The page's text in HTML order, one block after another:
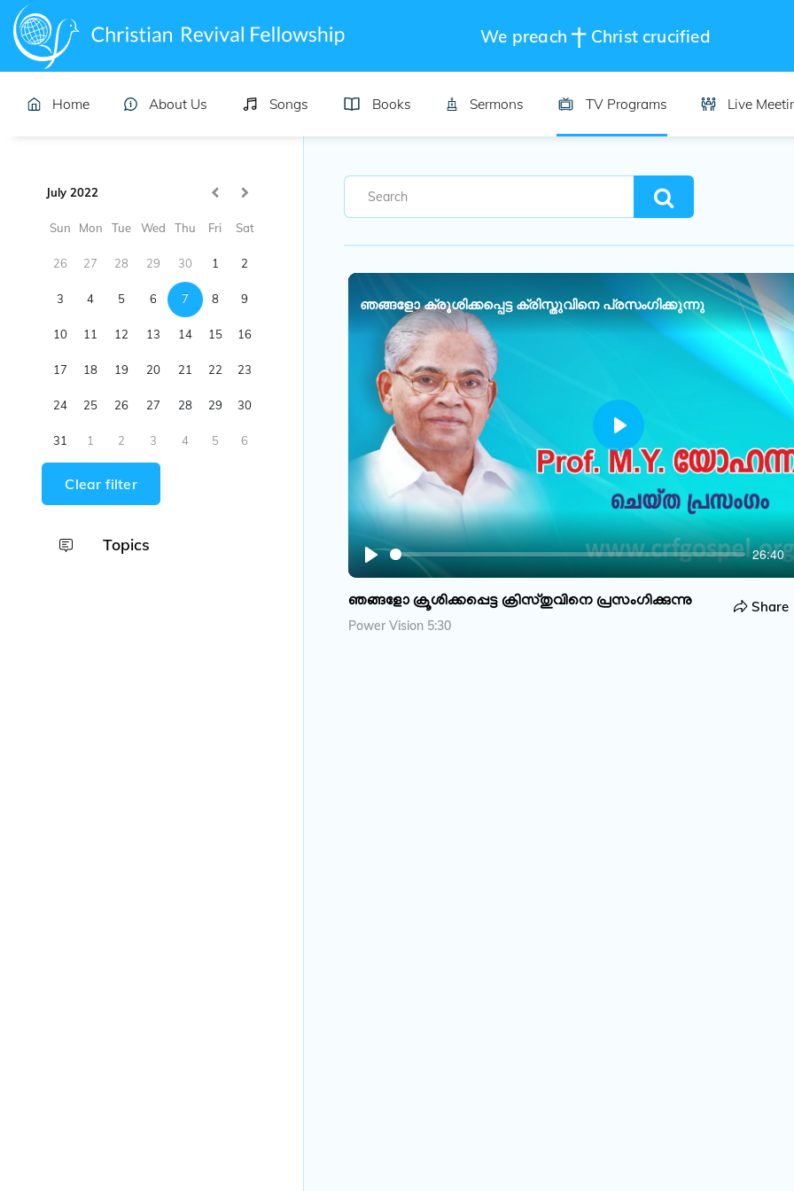
We preach Christ crucified
Home About Us Songs Books Sermons TV Programs Live
July 2022
Sun Mon Tue Wed Thu Fri Sat
26 27 28 29 30 1 2
3 4 5 6 7 8 9
10 11 12 13 14 15 16
17 18 19 20 21 22 23
24 25 26 27 28 29 30
31 1 2 3 4 5 6
Clear filter
Topics
P
l
a
26:40
P
l
a
y
ഞങ്ങളോ ക്രൂശിക്കപ്പെട്ട ക്രിസ്തുവിനെ പ്രസംഗിക്കുന്നു
ഞങ്ങളോ ക്രൂശിക്കപ്പെട്ട ക്രിസ്തുവിനെ പ്രസംഗിക്കുന്നു
Power Vision 5:30
Share